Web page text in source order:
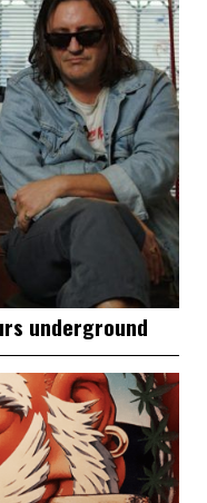
underground